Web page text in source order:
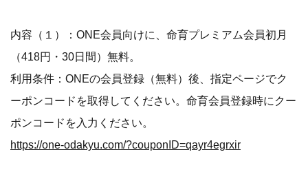
内容（１）：ONE会員向けに、命育プレミアム会員初月
（418円・30日間）無料。
利用条件：ONEの会員登録（無料）後、指定ページでク
ーポンコードを取得してください。命育会員登録時にクー
ポンコードを入力ください。
https://one-odakyu.com/?couponID=qayr4egrxir